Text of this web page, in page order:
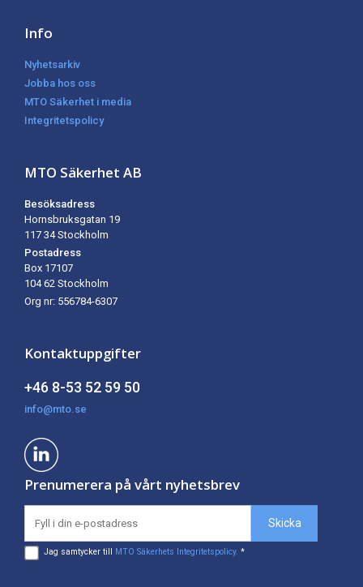
Info
Nyhetsarkiv
Jobba hos oss
MTO Säkerhet i media
Integritetspolicy
MTO Säkerhet AB
Besöksadress
Hornsbruksgatan 19
117 34 Stockholm
Postadress
Box 17107
104 62 Stockholm
Org nr: 556784-6307
Kontaktuppgifter
+46 8-53 52 59 50
info@mto.se
Prenumerera på vårt nyhetsbrev
Jag samtycker till MTO Säkerhets Integritetspolicy. *